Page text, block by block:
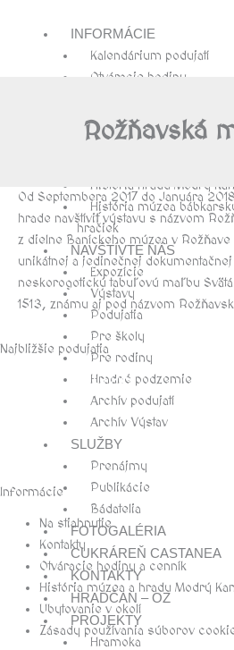
INFORMÁCIE
Kalendárium podujatí
Otváracie hodiny
Kontakty
Návštevnícky poriadok
História hradu Modrý
História múzea
hračiek
NAVŠTÍVTE NÁS
Expozície
Výstavy
Podujatia
Pre školy
Pre rodiny
Hradné podzemie
Archív podujatí
Archív Výstav
SLUŽBY
Prenájmy
Publikácie
Bádatelia
FOTOGALÉRIA
CUKRÁREŇ CASTANEA
KONTAKTY
HRADČAN – OZ
PROJEKTY
Hramoka
Rožňavská
Od Septembera 2017 do Januára
hrade navštíviť výstavu s názvom
z dielne Baníckeho múzea v
unikátnej a jedinečnej
neskorogotickú tabuľovú maľbu
1513, známu aj pod názvom
Najbližšie podujatia
august, 2026
Informácie
Na stiahnutie
Kontakty
Otváracie hodiny a cenník
História múzea a hradu Modrý
Ubytovanie v okolí
Zásady používania súborov